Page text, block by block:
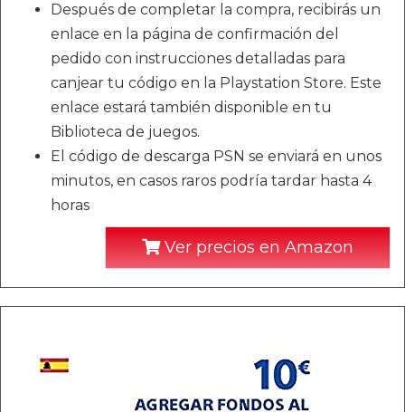
Después de completar la compra, recibirás un
enlace en la página de confirmación del
pedido con instrucciones detalladas para
canjear tu código en la Playstation Store. Este
enlace estará también disponible en tu
Biblioteca de juegos.
El código de descarga PSN se enviará en unos
minutos, en casos raros podría tardar hasta 4
horas
Ver precios en Amazon